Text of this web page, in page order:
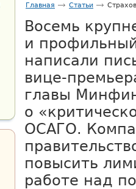
Главная Статьи
Восемь
и
написали
вице-
главы
о
ОСАГО.
повысить
работе над